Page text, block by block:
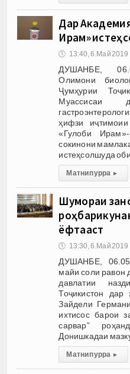
Дар
Ирам»
🕔 13:40, 6.Май 2019
ДУШАНБЕ,
Олимони
Ҷумҳурии
Муассисаи
ҳифзи
«Гулоби
сокинони
истеҳсолшуда
Матни пурра ▸
Шумораи
ёфтааст
🕔 13:30, 6.Май 2019
ДУШАНБЕ,
майи соли равон
давлатии
Тоҷикистон
Зайдели
ихтисос барои
сарвар”
Донишкадаи
Матни пурра ▸